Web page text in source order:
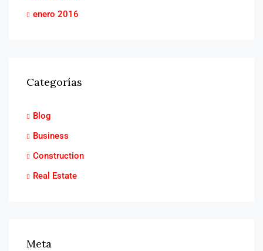
enero 2016
Categorías
Blog
Business
Construction
Real Estate
Meta